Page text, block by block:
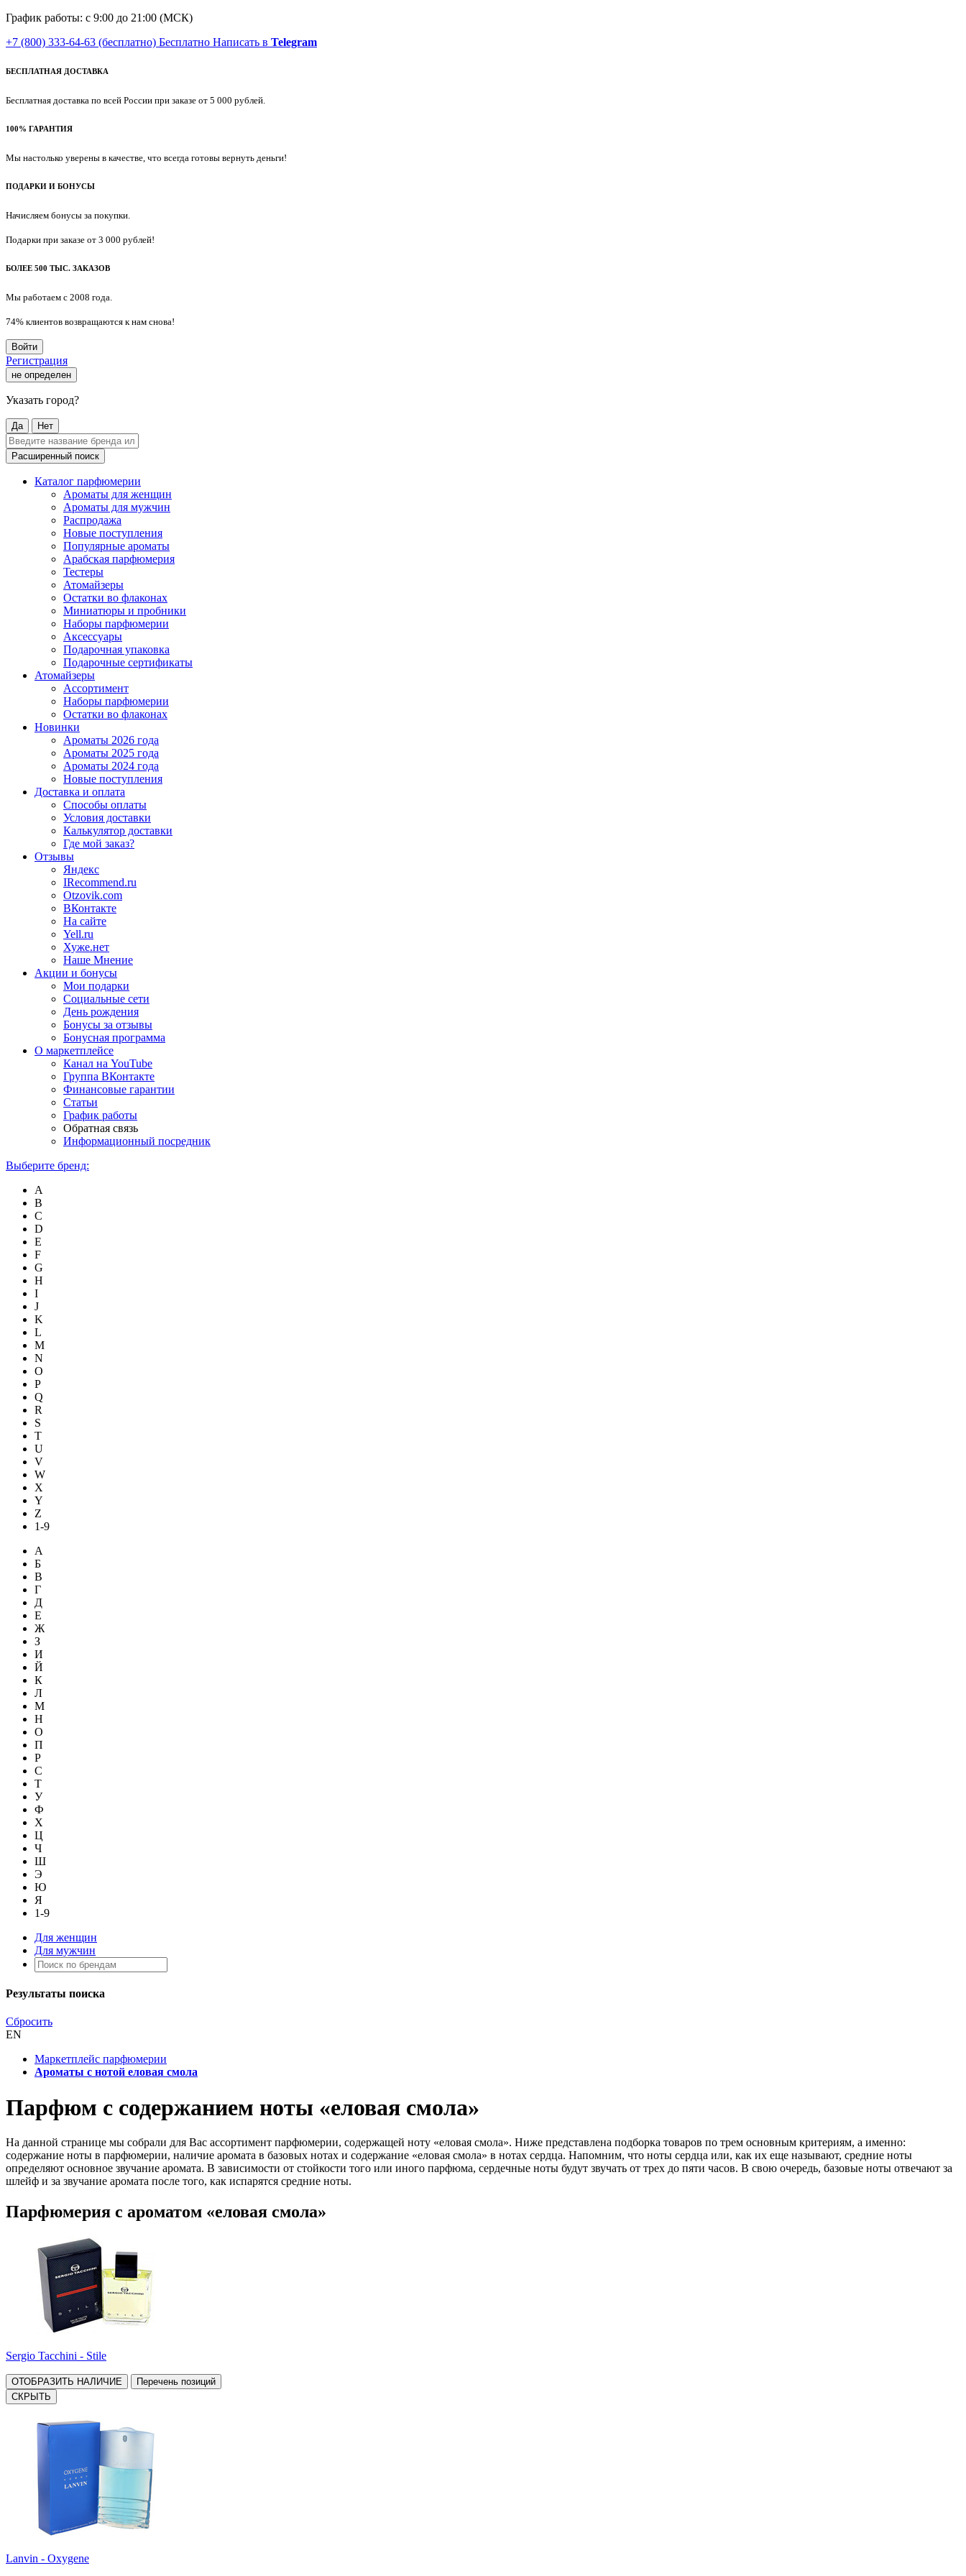
График работы: с 9:00 до 21:00 (МСК)
+7 (800) 333-64-63 (бесплатно) Бесплатно Написать в Telegram
БЕСПЛАТНАЯ ДОСТАВКА
Бесплатная доставка по всей России при заказе от 5 000 рублей.
100% ГАРАНТИЯ
Мы настолько уверены в качестве, что всегда готовы вернуть деньги!
ПОДАРКИ И БОНУСЫ
Начисляем бонусы за покупки.
Подарки при заказе от 3 000 рублей!
БОЛЕЕ 500 ТЫС. ЗАКАЗОВ
Мы работаем с 2008 года.
74% клиентов возвращаются к нам снова!
Войти
Регистрация
не определен
Указать город?
Да Нет
Расширенный поиск
Каталог парфюмерии
Ароматы для женщин
Ароматы для мужчин
Распродажа
Новые поступления
Популярные ароматы
Арабская парфюмерия
Тестеры
Атомайзеры
Остатки во флаконах
Миниатюры и пробники
Наборы парфюмерии
Аксессуары
Подарочная упаковка
Подарочные сертификаты
Атомайзеры
Ассортимент
Наборы парфюмерии
Остатки во флаконах
Новинки
Ароматы 2026 года
Ароматы 2025 года
Ароматы 2024 года
Новые поступления
Доставка и оплата
Способы оплаты
Условия доставки
Калькулятор доставки
Где мой заказ?
Отзывы
Яндекс
IRecommend.ru
Otzovik.com
ВКонтакте
На сайте
Yell.ru
Хуже.нет
Наше Мнение
Акции и бонусы
Мои подарки
Социальные сети
День рождения
Бонусы за отзывы
Бонусная программа
О маркетплейсе
Канал на YouTube
Группа ВКонтакте
Финансовые гарантии
Статьи
График работы
Обратная связь
Информационный посредник
Выберите бренд:
A
B
C
D
E
F
G
H
I
J
K
L
M
N
O
P
Q
R
S
T
U
V
W
X
Y
Z
1-9
А
Б
В
Г
Д
Е
Ж
З
И
Й
К
Л
М
Н
О
П
Р
С
Т
У
Ф
Х
Ц
Ч
Ш
Э
Ю
Я
1-9
Для женщин
Для мужчин
Результаты поиска
Сбросить
EN
Маркетплейс парфюмерии
Ароматы с нотой еловая смола
Парфюм с содержанием ноты «еловая смола»
На данной странице мы собрали для Вас ассортимент парфюмерии, содержащей ноту «еловая смола». Ниже представлена подборка товаров по трем основным критериям, а именно:
содержание ноты в парфюмерии, наличие аромата в базовых нотах и содержание «еловая смола» в нотах сердца. Напомним, что ноты сердца или, как их еще называют, средние ноты
определяют основное звучание аромата. В зависимости от стойкости того или иного парфюма, сердечные ноты будут звучать от трех до пяти часов. В свою очередь, базовые ноты отвечают за
шлейф и за звучание аромата после того, как испарятся средние ноты.
Парфюмерия с ароматом «еловая смола»
Sergio Tacchini - Stile
ОТОБРАЗИТЬ НАЛИЧИЕ
Перечень позиций
СКРЫТЬ
Lanvin - Oxygene